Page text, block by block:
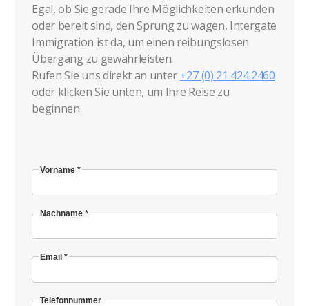
Egal, ob Sie gerade Ihre Möglichkeiten erkunden
oder bereit sind, den Sprung zu wagen, Intergate
Immigration ist da, um einen reibungslosen
Übergang zu gewährleisten.
Rufen Sie uns direkt an unter +27 (0) 21 424 2460
oder klicken Sie unten, um Ihre Reise zu
beginnen.
Vorname *
Nachname *
Email *
Telefonnummer